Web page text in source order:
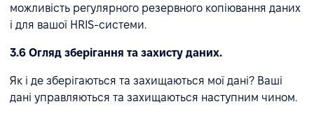
можливість регулярного резервного копіювання даних
і для вашої HRIS-системи.
3.6 Огляд зберігання та захисту даних.
Як і де зберігаються та захищаються мої дані? Ваші
дані управляються та захищаються наступним чином.